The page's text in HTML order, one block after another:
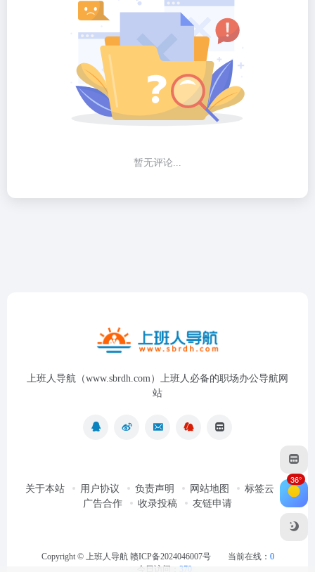
暂无评论...
上班人导航（www.sbrdh.com）上班人必备的职场办公导航网
站
关于本站 用户协议 负责声明 网站地图
标签云
广告合作
收录投稿 友链申请
Copyright © 上班人导航 赣ICP备2024046007号 当前在线： 0
今日访问： 370
36°